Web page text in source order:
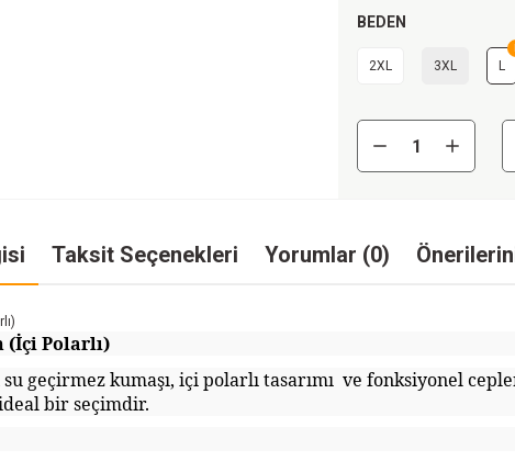
BEDEN
2XL 3XL L
Taksit Seçenekleri Yorumlar (0)
(İçi Polarlı)
su geçirmez kumaşı, içi polarlı tasarımı ve fonksiyonel
bir seçimdir.